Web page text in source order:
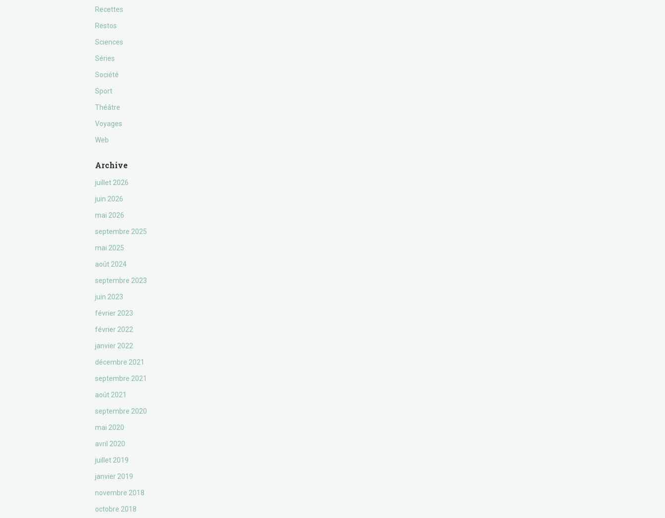
Recettes
Restos
Sciences
Séries
Société
Sport
Théâtre
Voyages
Web
Archive
juillet 2026
juin 2026
mai 2026
septembre 2025
mai 2025
août 2024
septembre 2023
juin 2023
février 2023
février 2022
janvier 2022
décembre 2021
septembre 2021
août 2021
septembre 2020
mai 2020
avril 2020
juillet 2019
janvier 2019
novembre 2018
octobre 2018